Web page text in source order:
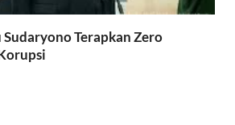
Sudaryono Terapkan Zero